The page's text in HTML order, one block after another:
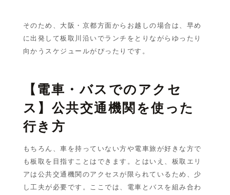
そのため、大阪・京都方面からお越しの場合は、早め
に出発して板取川沿いでランチをとりながらゆったり
向かうスケジュールがぴったりです。
【電車・バスでのアクセ
ス】公共交通機関を使った
行き方
もちろん、車を持っていない方や電車旅が好きな方で
も板取を目指すことはできます。とはいえ、板取エリ
アは公共交通機関のアクセスが限られているため、少
し工夫が必要です。ここでは、電車とバスを組み合わ